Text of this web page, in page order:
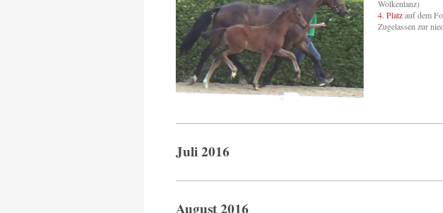
Wolkentanz)
4. Platzauf dem
Zugelassen zur
Juli 2016
August 2016